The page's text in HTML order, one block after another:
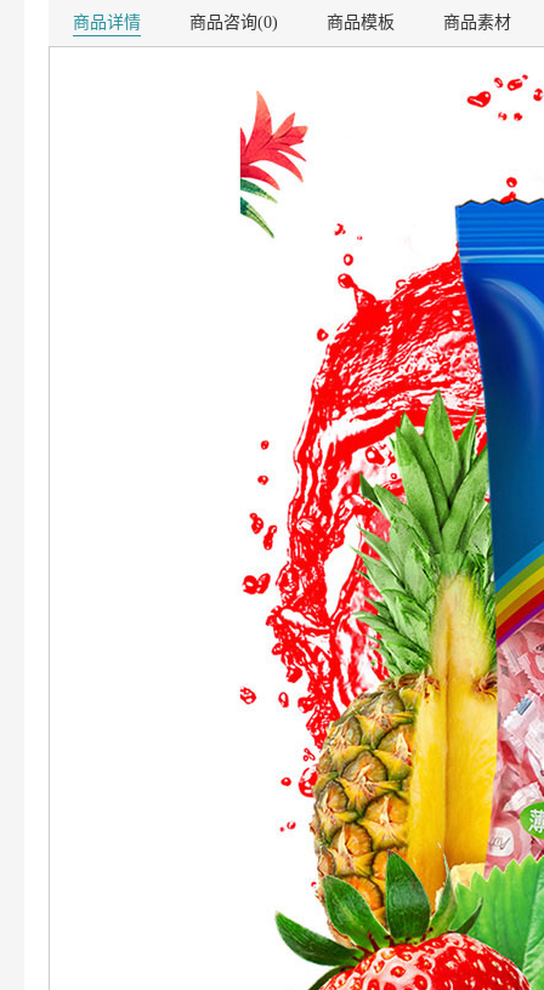
商品详情 商品咨询(0) 商品模板 商品素材